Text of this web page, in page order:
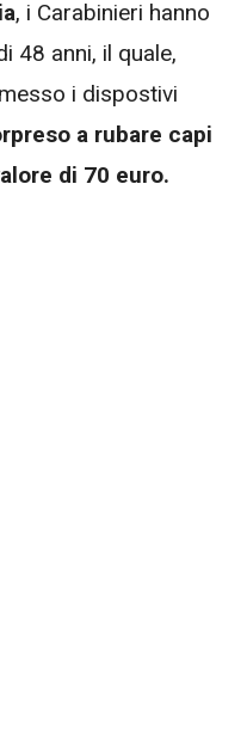
, i Carabinieri hanno
48 anni, il quale,
i dispostivi
a rubare capi
di 70 euro.